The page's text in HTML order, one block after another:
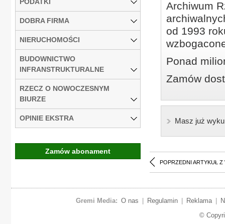
Archiwum
od 1993
Ponad
Zamów
Masz już
POPRZEDNI ARTYKUŁ Z
DOBRA FIRMA
NIERUCHOMOŚCI
BUDOWNICTWO
INFRANSTRUKTURALNE
RZECZ O NOWOCZESNYM
BIURZE
OPINIE EKSTRA
Zamów abonament
Gremi Media: O nas Regulamin Reklama
©